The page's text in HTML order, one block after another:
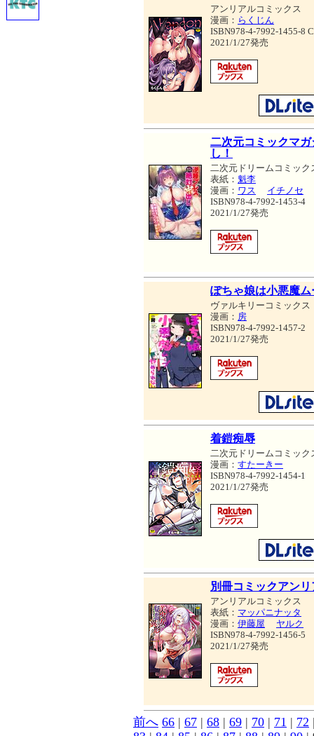
アンリアルコミックス
漫画： らくじん
ISBN978-4-7992-1455-8
2021/1/27発売
二次元コミックマ
し！
二次元ドリームコミック
表紙： 魁李
漫画： ワス
イチノセ
ISBN978-4-7992-1453-4
2021/1/27発売
ぽちゃ娘は小悪魔
ヴァルキリーコミックス
漫画： 房
ISBN978-4-7992-1457-2
2021/1/27発売
着鎧痴辱
二次元ドリームコミック
漫画： すたーきー
ISBN978-4-7992-1454-1
2021/1/27発売
別冊コミックアン
アンリアルコミックス
表紙： マッパニナッタ
漫画： 伊藤屋
ヤルク
ISBN978-4-7992-1456-5
2021/1/27発売
前へ 66 | 67 | 68 | 69 | 70 | 71 | 72